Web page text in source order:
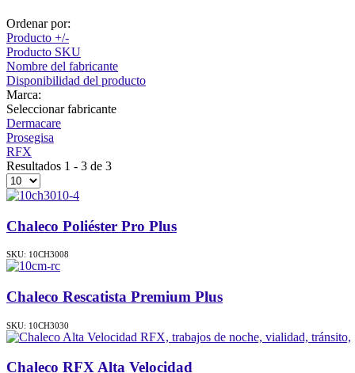
Ordenar por:
Producto +/-
Producto SKU
Nombre del fabricante
Disponibilidad del producto
Marca:
Seleccionar fabricante
Dermacare
Prosegisa
RFX
Resultados 1 - 3 de 3
Chaleco Poliéster Pro Plus
SKU: 10CH3008
Chaleco Rescatista Premium Plus
SKU: 10CH3030
Chaleco RFX Alta Velocidad